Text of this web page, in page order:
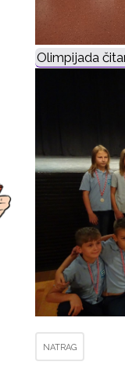
Olimpijada
NATRAG